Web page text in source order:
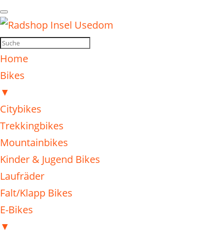
Home
Bikes
▼
Citybikes
Trekkingbikes
Mountainbikes
Kinder & Jugend Bikes
Laufräder
Falt/Klapp Bikes
E-Bikes
▼